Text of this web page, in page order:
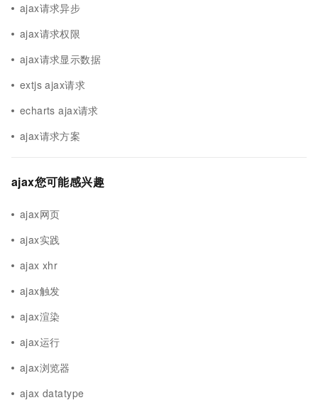
ajax请求异步
ajax请求权限
ajax请求显示数据
extjs ajax请求
echarts ajax请求
ajax请求方案
ajax您可能感兴趣
ajax网页
ajax实践
ajax xhr
ajax触发
ajax渲染
ajax运行
ajax浏览器
ajax datatype